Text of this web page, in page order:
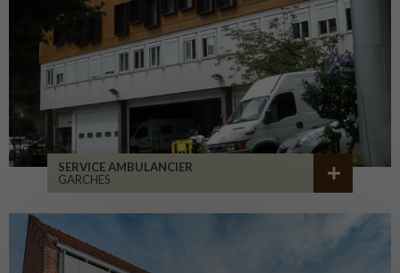
SERVICE AMBULANCIER
GARCHES